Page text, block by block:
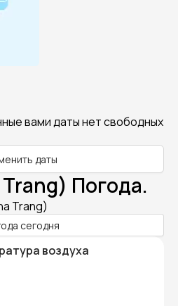
вами даты нет свободных
даты
Погода.
Trang)
сегодня
воздуха